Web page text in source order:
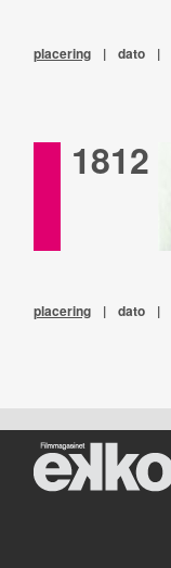
placering | dato |
1812
placering | dato |